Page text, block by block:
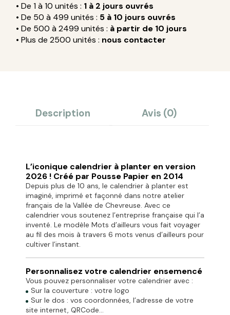
• De 1 à 10 unités : 1 à 2 jours ouvrés
• De 50 à 499 unités : 5 à 10 jours ouvrés
• De 500 à 2499 unités : à partir de 10 jours
• Plus de 2500 unités : nous contacter
Description Avis (0)
L’iconique calendrier à planter en version
2026 ! Créé par Pousse Papier en 2014
Depuis plus de 10 ans, le calendrier à planter est
imaginé, imprimé et façonné dans notre atelier
français de la Vallée de Chevreuse. Avec ce
calendrier vous soutenez l’entreprise française qui l’a
inventé. Le modèle Mots d’ailleurs vous fait voyager
au fil des mois à travers 6 mots venus d’ailleurs pour
cultiver l’instant.
Personnalisez votre calendrier ensemencé
Vous pouvez personnaliser votre calendrier avec :
Sur la couverture : votre logo
Sur le dos : vos coordonnées, l’adresse de votre
site internet, QRCode…